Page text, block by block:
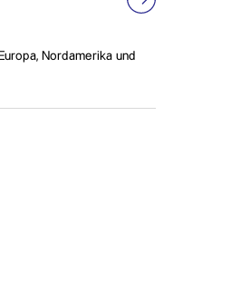
Nordamerika und